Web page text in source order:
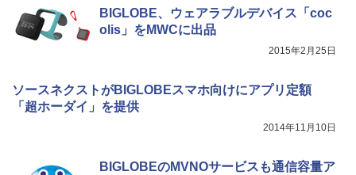
BIGLOBE、ウェアラブルデバイス「coc
olis」をMWCに出品
2015年2月25日
ソースネクストがBIGLOBEスマホ向けにアプリ定額
「超ホーダイ」を提供
2014年11月10日
BIGLOBEのMVNOサービスも通信容量ア